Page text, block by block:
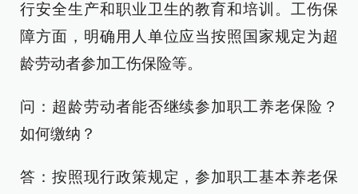
行安全生产和职业卫生的教育和培训。工伤保
障方面，明确用人单位应当按照国家规定为超
龄劳动者参加工伤保险等。
问：超龄劳动者能否继续参加职工养老保险？
如何缴纳？
答：按照现行政策规定，参加职工基本养老保